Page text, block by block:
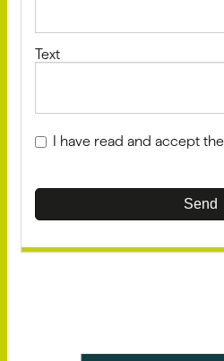
Text
I have read and accept the
Send